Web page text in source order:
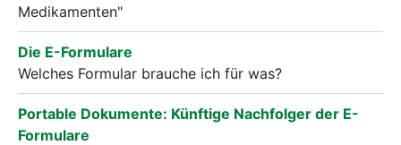
Medikamenten"
Die E-Formulare
Welches Formular brauche ich für was?
Portable Dokumente: Künftige Nachfolger der E-
Formulare